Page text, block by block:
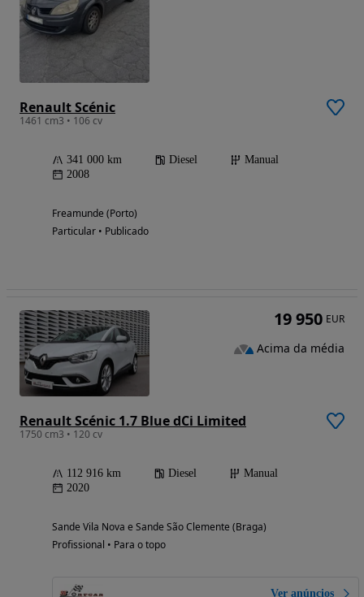
Renault Scénic
1461 cm3 • 106 cv
341 000 km Diesel
Manual
2008
Freamunde (Porto)
Particular • Publicado
Renault Scénic 1.7 Blue dCi Limited
1750 cm3 • 120 cv
112 916 km Diesel
Manual
2020
Sande Vila Nova e Sande São Clemente (Braga)
Profissional • Para o topo
Ver anúncios
19 950 EUR
Acima da média